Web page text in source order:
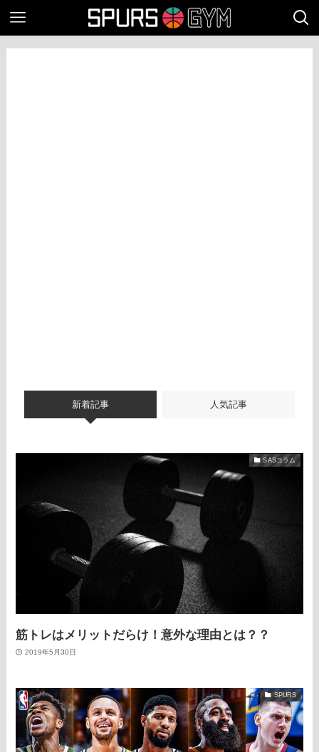
新着記事 人気記事
SASコラム
筋トレはメリットだらけ！意外な理由とは？？
2019年5月30日
SPURS